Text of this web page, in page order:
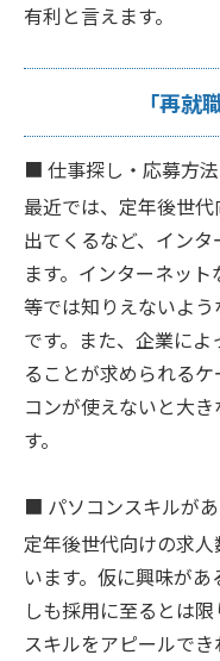
有利と言えます。
「再就
■ 仕事探し・応募方
最近では、定年後世
出てくるなど、イン
ます。インターネッ
等では知りえないよ
です。また、企業に
ることが求められる
コンが使えないと大
す。
■ パソコンスキルが
定年後世代向けの求
います。仮に興味が
しも採用に至るとは
スキルをアピールで